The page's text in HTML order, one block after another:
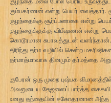
கும்பகர்ணன் என்று பெயர் வைத்தார்.
குழந்தைக்கு சூர்ப்பணகை என்று
குழந்தைக்குக்கு விபீஷணன் என்று
கொடூரமான சுபாவத்துடன்
திரிந்து தர்ம வழியில் சென்ற
தர்மாத்மாவாக தினமும் தர்மத்தை
குபேரன் ஒரு முறை புஷ்பக
அவனுடைய தேஜஸைப் பார்த்த கைகயி
உனது தந்தையின் சகோதரனான அந்த